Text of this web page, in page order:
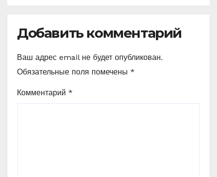
Добавить комментарий
Ваш адрес email не будет опубликован.
Обязательные поля помечены *
Комментарий *